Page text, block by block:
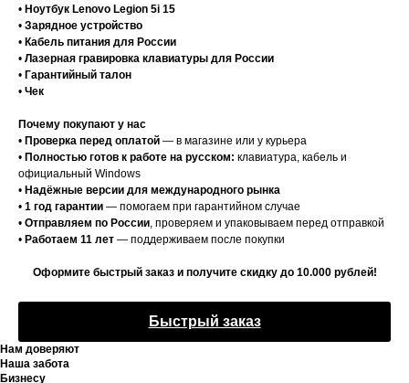
• Ноутбук Lenovo Legion 5i 15
• Зарядное устройство
• Кабель питания для России
• Лазерная гравировка клавиатуры для России
• Гарантийный талон
• Чек
Почему покупают у нас
• Проверка перед оплатой — в магазине или у курьера
• Полностью готов к работе на русском: клавиатура, кабель и
официальный Windows
• Надёжные версии для международного рынка
• 1 год гарантии — помогаем при гарантийном случае
• Отправляем по России, проверяем и упаковываем перед отправкой
• Работаем 11 лет — поддерживаем после покупки
Оформите быстрый заказ и получите скидку до 10.000 рублей!
Быстрый заказ
Нам доверяют
Наша забота
Бизнесу